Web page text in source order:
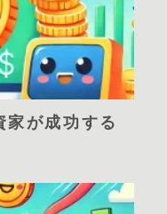
家が成功する